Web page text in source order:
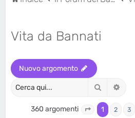
Vita da Bannati
Nuovo argomento
Cerca
360 argomenti Pagina1 15
1 2 3